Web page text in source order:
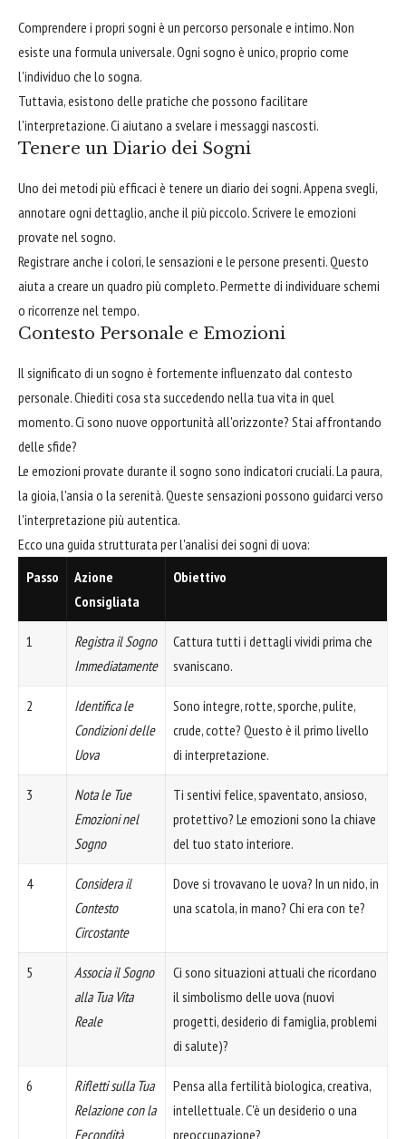
Comprendere i propri sogni è un percorso personale e intimo. Non
esiste una formula universale. Ogni sogno è unico, proprio come
l'individuo che lo sogna.
Tuttavia, esistono delle pratiche che possono facilitare
l'interpretazione. Ci aiutano a svelare i messaggi nascosti.
Tenere un Diario dei Sogni
Uno dei metodi più efficaci è tenere un diario dei sogni. Appena svegli,
annotare ogni dettaglio, anche il più piccolo. Scrivere le emozioni
provate nel sogno.
Registrare anche i colori, le sensazioni e le persone presenti. Questo
aiuta a creare un quadro più completo. Permette di individuare schemi
o ricorrenze nel tempo.
Contesto Personale e Emozioni
Il significato di un sogno è fortemente influenzato dal contesto
personale. Chiediti cosa sta succedendo nella tua vita in quel
momento. Ci sono nuove opportunità all'orizzonte? Stai affrontando
delle sfide?
Le emozioni provate durante il sogno sono indicatori cruciali. La paura,
la gioia, l'ansia o la serenità. Queste sensazioni possono guidarci verso
l'interpretazione più autentica.
Ecco una guida strutturata per l'analisi dei sogni di uova:
Passo
Azione
Consigliata
Obiettivo
1
Registra il Sogno
Immediatamente
Cattura tutti i dettagli vividi prima che
svaniscano.
2
Identifica le
Condizioni delle
Uova
Sono integre, rotte, sporche, pulite,
crude, cotte? Questo è il primo livello
di interpretazione.
3
Nota le Tue
Emozioni nel
Sogno
Ti sentivi felice, spaventato, ansioso,
protettivo? Le emozioni sono la chiave
del tuo stato interiore.
4
Considera il
Contesto
Circostante
Dove si trovavano le uova? In un nido, in
una scatola, in mano? Chi era con te?
5
Associa il Sogno
alla Tua Vita
Reale
Ci sono situazioni attuali che ricordano
il simbolismo delle uova (nuovi
progetti, desiderio di famiglia, problemi
di salute)?
6
Rifletti sulla Tua
Relazione con la
Fecondità
Pensa alla fertilità biologica, creativa,
intellettuale. C'è un desiderio o una
preoccupazione?